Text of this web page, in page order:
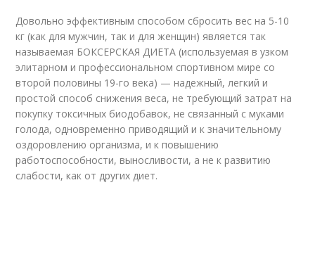
Довольно эффективным способом сбросить вес на 5-10
кг (как для мужчин, так и для женщин) является так
называемая БОКСЕРСКАЯ ДИЕТА (используемая в узком
элитарном и профессиональном спортивном мире со
второй половины 19-го века) — надежный, легкий и
простой способ снижения веса, не требующий затрат на
покупку токсичных биодобавок, не связанный с муками
голода, одновременно приводящий и к значительному
оздоровлению организма, и к повышению
работоспособности, выносливости, а не к развитию
слабости, как от других диет.